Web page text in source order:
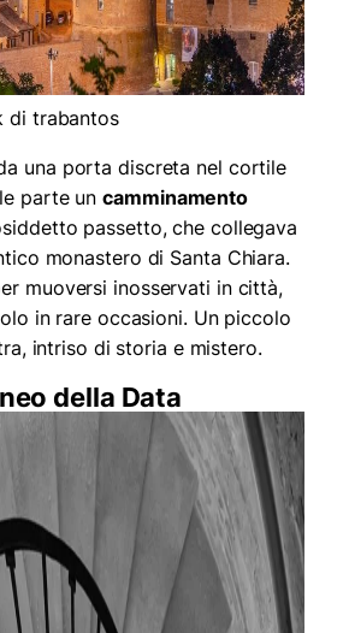
di trabantos
una porta discreta nel cortile
parte uncamminamento
passetto, che collegava
monastero di Santa Chiara.
muoversi inosservati in città,
in rare occasioni. Un piccolo
intriso di storia e mistero.
della Data